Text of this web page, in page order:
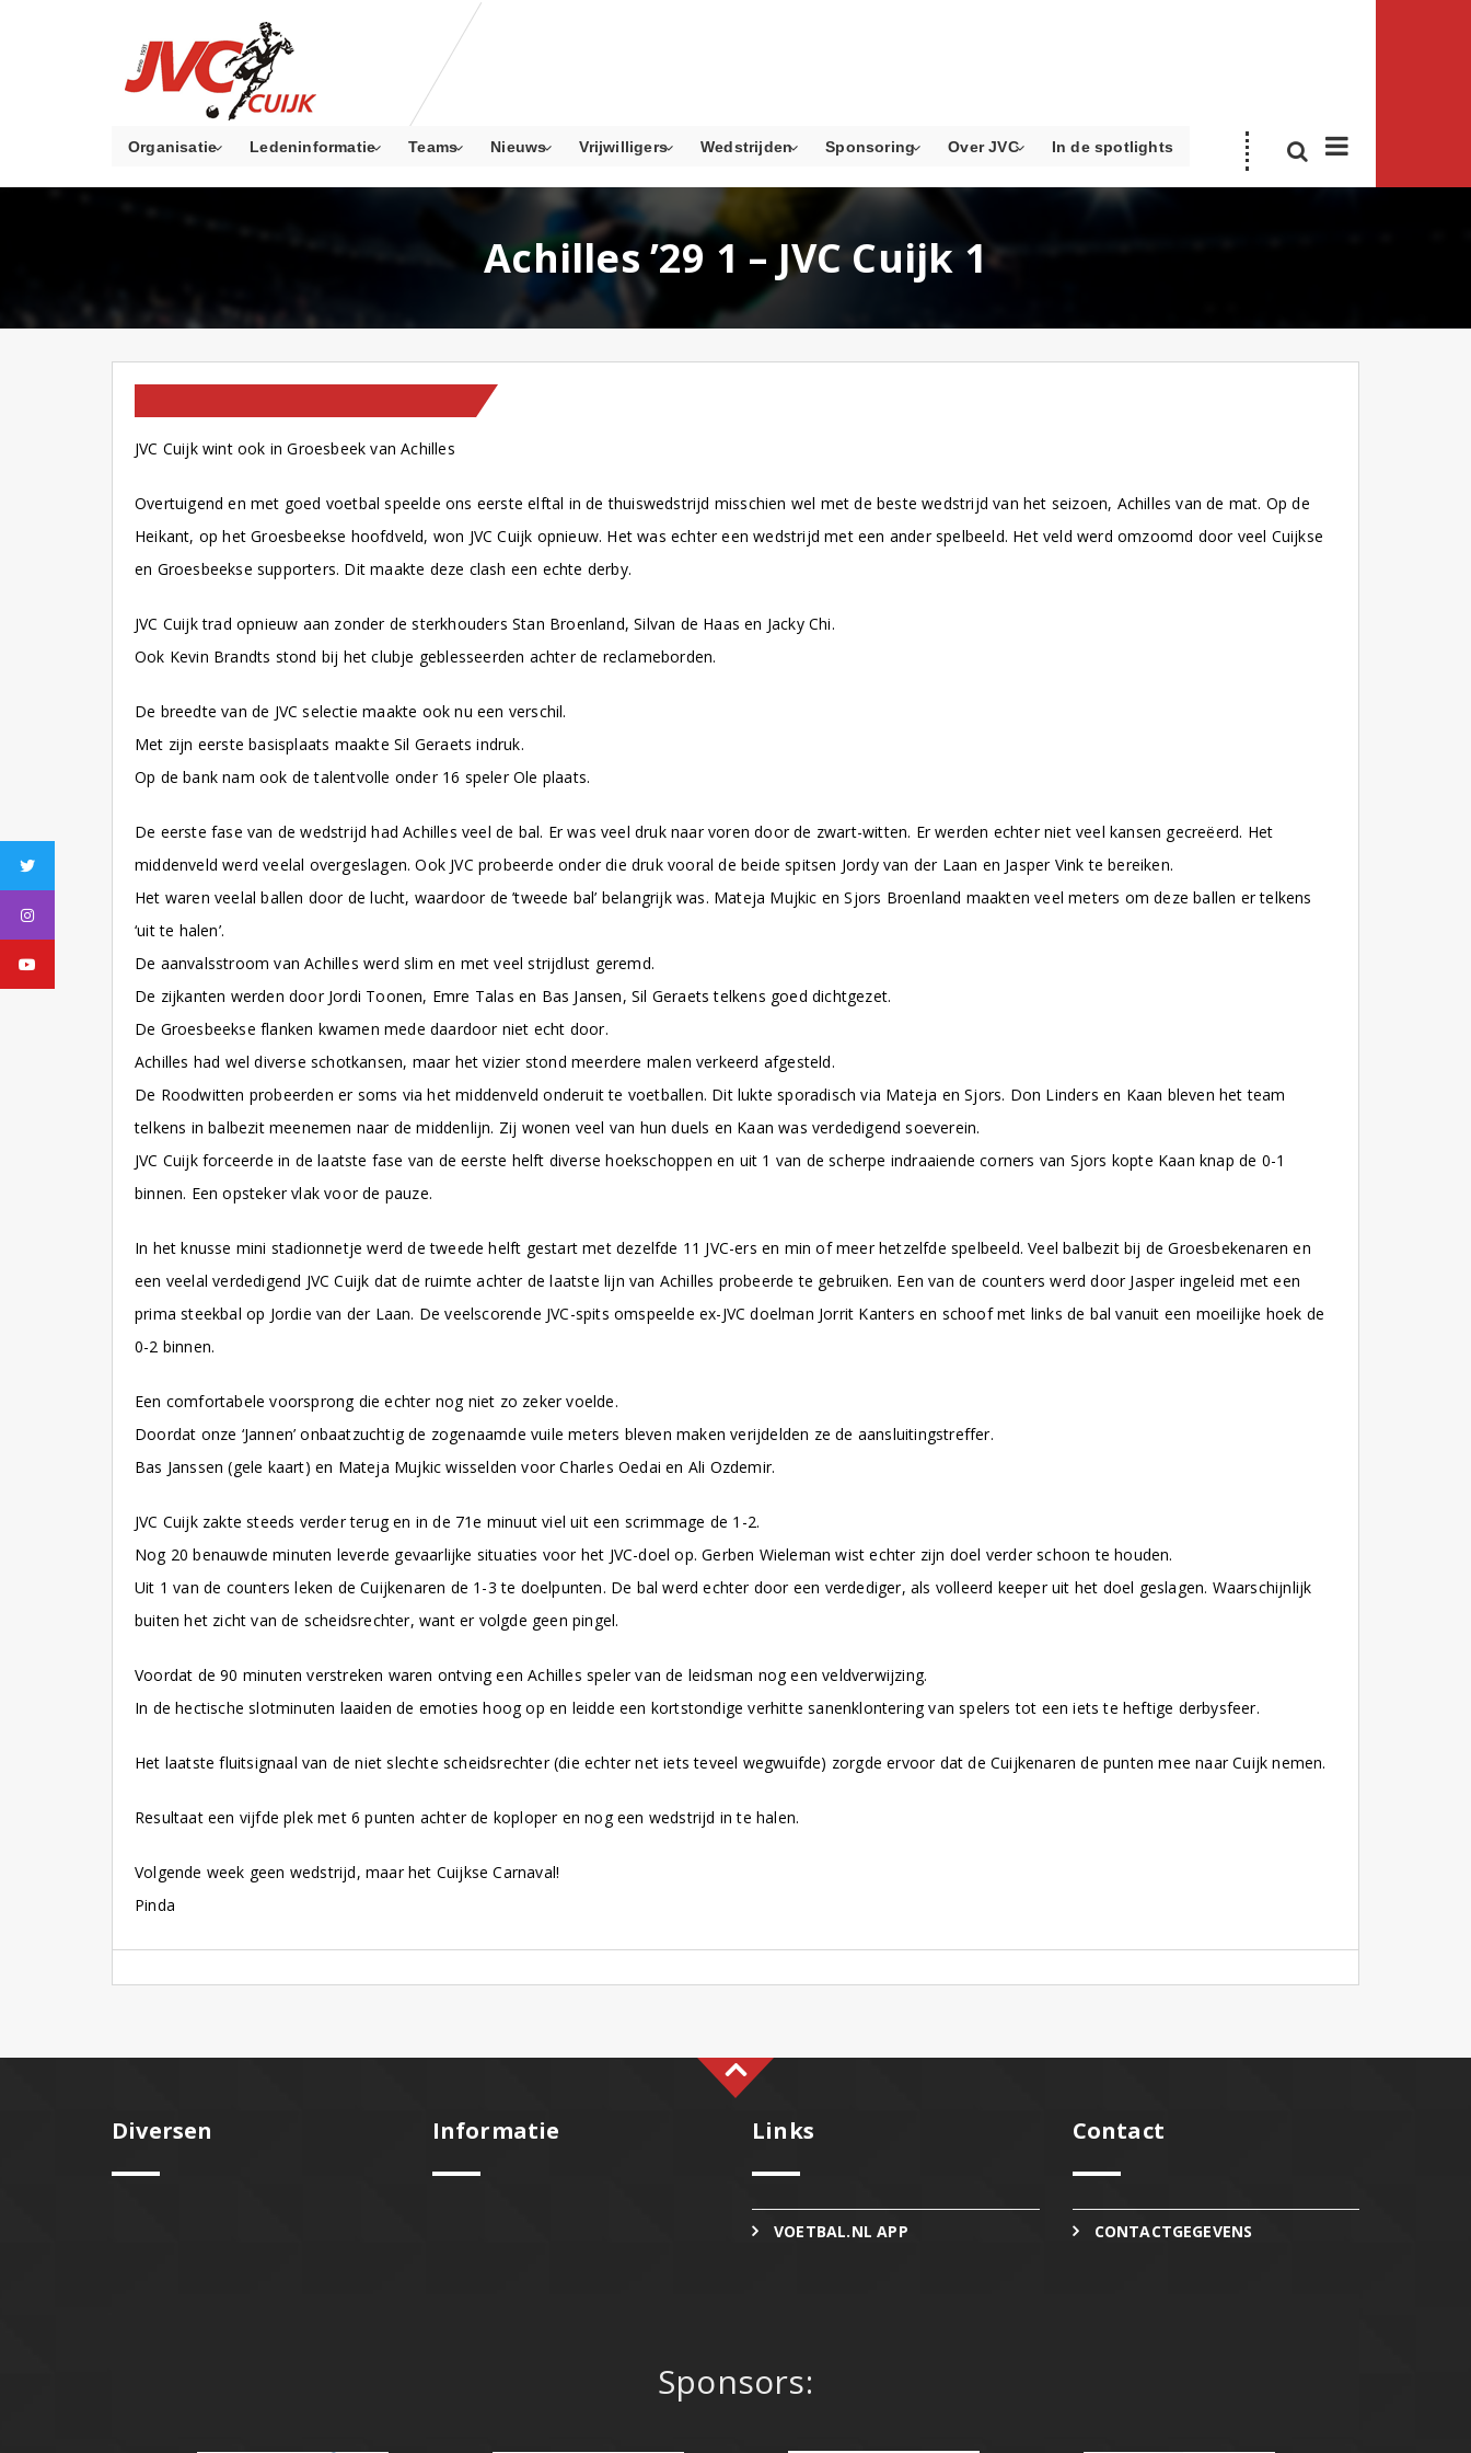
Organisatie Ledeninformatie Teams Nieuws Vrijwilligers Wedstrijden Sponsoring Over JVC In de spotlights
Achilles ’29 1 – JVC Cuijk 1
JVC Cuijk wint ook in Groesbeek van Achilles
Overtuigend en met goed voetbal speelde ons eerste elftal in de thuiswedstrijd misschien wel met de beste wedstrijd van het seizoen, Achilles van de mat. Op de
Heikant, op het Groesbeekse hoofdveld, won JVC Cuijk opnieuw. Het was echter een wedstrijd met een ander spelbeeld. Het veld werd omzoomd door veel Cuijkse
en Groesbeekse supporters. Dit maakte deze clash een echte derby.
JVC Cuijk trad opnieuw aan zonder de sterkhouders Stan Broenland, Silvan de Haas en Jacky Chi.
Ook Kevin Brandts stond bij het clubje geblesseerden achter de reclameborden.
De breedte van de JVC selectie maakte ook nu een verschil.
Met zijn eerste basisplaats maakte Sil Geraets indruk.
Op de bank nam ook de talentvolle onder 16 speler Ole plaats.
De eerste fase van de wedstrijd had Achilles veel de bal. Er was veel druk naar voren door de zwart-witten. Er werden echter niet veel kansen gecreëerd. Het
middenveld werd veelal overgeslagen. Ook JVC probeerde onder die druk vooral de beide spitsen Jordy van der Laan en Jasper Vink te bereiken.
Het waren veelal ballen door de lucht, waardoor de ’tweede bal’ belangrijk was. Mateja Mujkic en Sjors Broenland maakten veel meters om deze ballen er telkens
‘uit te halen’.
De aanvalsstroom van Achilles werd slim en met veel strijdlust geremd.
De zijkanten werden door Jordi Toonen, Emre Talas en Bas Jansen, Sil Geraets telkens goed dichtgezet.
De Groesbeekse flanken kwamen mede daardoor niet echt door.
Achilles had wel diverse schotkansen, maar het vizier stond meerdere malen verkeerd afgesteld.
De Roodwitten probeerden er soms via het middenveld onderuit te voetballen. Dit lukte sporadisch via Mateja en Sjors. Don Linders en Kaan bleven het team
telkens in balbezit meenemen naar de middenlijn. Zij wonen veel van hun duels en Kaan was verdedigend soeverein.
JVC Cuijk forceerde in de laatste fase van de eerste helft diverse hoekschoppen en uit 1 van de scherpe indraaiende corners van Sjors kopte Kaan knap de 0-1
binnen. Een opsteker vlak voor de pauze.
In het knusse mini stadionnetje werd de tweede helft gestart met dezelfde 11 JVC-ers en min of meer hetzelfde spelbeeld. Veel balbezit bij de Groesbekenaren en
een veelal verdedigend JVC Cuijk dat de ruimte achter de laatste lijn van Achilles probeerde te gebruiken. Een van de counters werd door Jasper ingeleid met een
prima steekbal op Jordie van der Laan. De veelscorende JVC-spits omspeelde ex-JVC doelman Jorrit Kanters en schoof met links de bal vanuit een moeilijke hoek de
0-2 binnen.
Een comfortabele voorsprong die echter nog niet zo zeker voelde.
Doordat onze ‘Jannen’ onbaatzuchtig de zogenaamde vuile meters bleven maken verijdelden ze de aansluitingstreffer.
Bas Janssen (gele kaart) en Mateja Mujkic wisselden voor Charles Oedai en Ali Ozdemir.
JVC Cuijk zakte steeds verder terug en in de 71e minuut viel uit een scrimmage de 1-2.
Nog 20 benauwde minuten leverde gevaarlijke situaties voor het JVC-doel op. Gerben Wieleman wist echter zijn doel verder schoon te houden.
Uit 1 van de counters leken de Cuijkenaren de 1-3 te doelpunten. De bal werd echter door een verdediger, als volleerd keeper uit het doel geslagen. Waarschijnlijk
buiten het zicht van de scheidsrechter, want er volgde geen pingel.
Voordat de 90 minuten verstreken waren ontving een Achilles speler van de leidsman nog een veldverwijzing.
In de hectische slotminuten laaiden de emoties hoog op en leidde een kortstondige verhitte sanenklontering van spelers tot een iets te heftige derbysfeer.
Het laatste fluitsignaal van de niet slechte scheidsrechter (die echter net iets teveel wegwuifde) zorgde ervoor dat de Cuijkenaren de punten mee naar Cuijk nemen.
Resultaat een vijfde plek met 6 punten achter de koploper en nog een wedstrijd in te halen.
Volgende week geen wedstrijd, maar het Cuijkse Carnaval!
Pinda
Diversen Informatie Links
VOETBAL.NL APP
Contact
CONTACTGEGEVENS
Sponsors:
Twitter
Instagram
Youtube